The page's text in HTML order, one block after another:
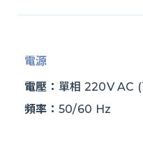
電源
電壓： 單相 220V AC
頻率： 50/60 Hz